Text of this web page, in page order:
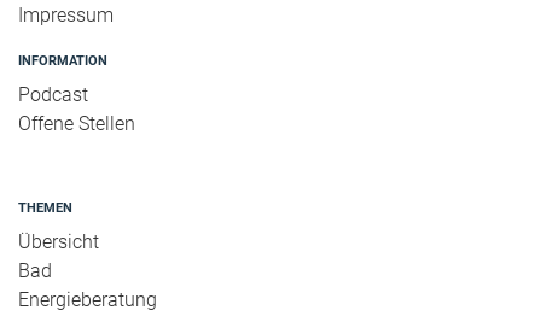
Impressum
INFORMATION
Podcast
Offene Stellen
THEMEN
Übersicht
Bad
Energieberatung